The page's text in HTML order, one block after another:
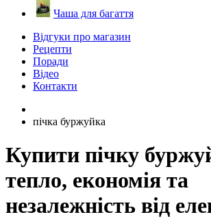
Чаша для багаття
Відгуки про магазин
Рецепти
Поради
Відео
Контакти
пічка буржуйка
Купити пічку
тепло, економія та
незалежність від